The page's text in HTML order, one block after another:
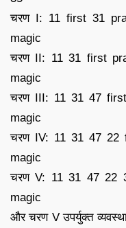
चरण I: 11 first 31
magic
चरण II: 11 31 first
magic
चरण III: 11 31 47
magic
चरण IV: 11 31 47 22
magic
चरण V: 11 31 47 22
magic
और चरण V उपर्युक्त